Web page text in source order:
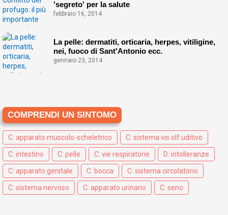
'segreto' per la salute
febbraio 16, 2014
La pelle: dermatiti, orticaria, herpes, vitiligine,
nei, fuoco di Sant'Antonio ecc.
gennaio 23, 2014
COMPRENDI UN SINTOMO
C: apparato muscolo-scheletrico C: sistema vis olf uditivo
C: intestino C: pelle C: vie respiratorie D: intolleranze
C: apparato genitale C: bocca C: sistema circolatorio
C: sistema nervoso C: apparato urinario C: seno